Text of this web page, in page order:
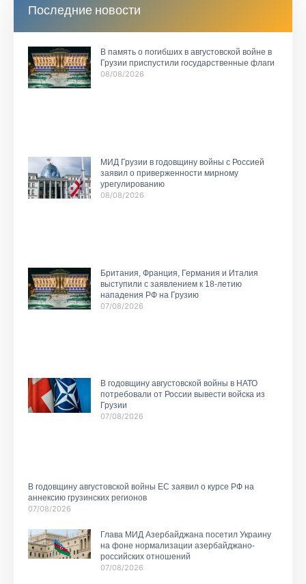
Последние новости
В память о погибших в августовской войне в
Грузии приспустили государственные флаги
08/08/2026
МИД Грузии в годовщину войны с Россией
заявил о приверженности мирному
урегулированию
08/08/2026
Британия, Франция, Германия и Италия
выступили с заявлением к 18-летию
нападения РФ на Грузию
07/08/2026
В годовщину августовской войны в НАТО
потребовали от России вывести войска из
Грузии
07/08/2026
В годовщину августовской войны ЕС заявил о курсе РФ на
аннексию грузинских регионов
07/08/2026
Глава МИД Азербайджана посетил Украину
на фоне нормализации азербайджано-
российских отношений
07/08/2026